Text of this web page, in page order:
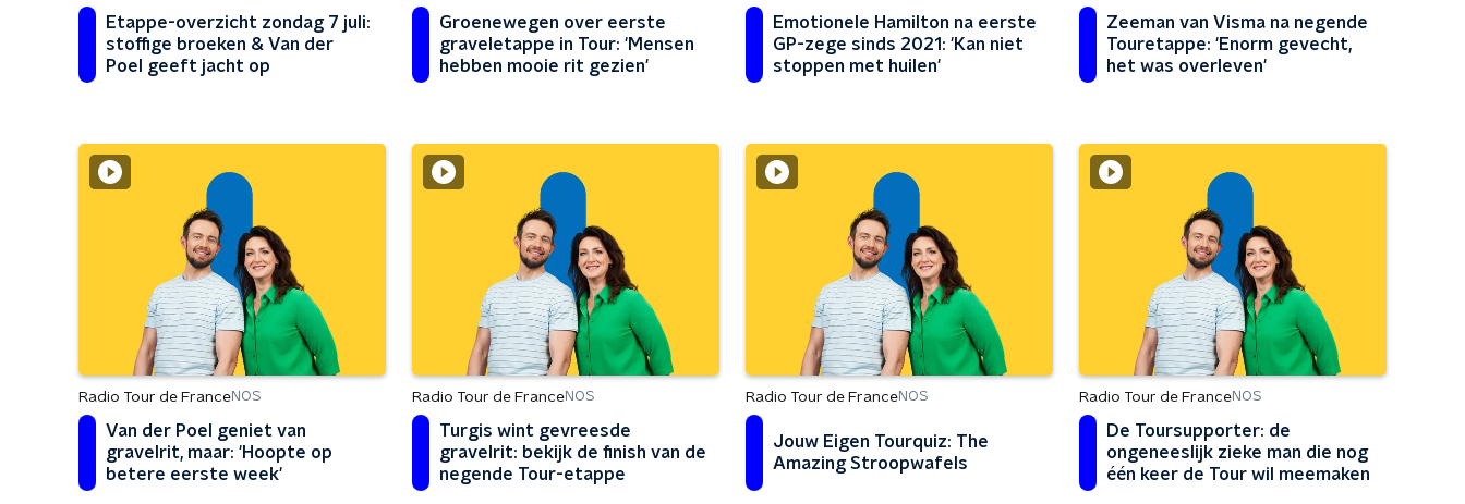
Etappe-overzicht zondag 7 juli:
stoffige broeken & Van der
Poel geeft jacht op
Groenewegen over eerste
graveletappe in Tour: 'Mensen
hebben mooie rit gezien'
Emotionele Hamilton na eerste
GP-zege sinds 2021: 'Kan niet
stoppen met huilen'
Zeeman van Visma na negende
Touretappe: 'Enorm gevecht,
het was overleven'
Radio Tour de FranceNOS
Van der Poel geniet van
gravelrit, maar: 'Hoopte op
betere eerste week'
Radio Tour de FranceNOS
Turgis wint gevreesde
gravelrit: bekijk de finish van de
negende Tour-etappe
Radio Tour de FranceNOS
Jouw Eigen Tourquiz: The
Amazing Stroopwafels
Radio Tour de FranceNOS
De Toursupporter: de
ongeneeslijk zieke man die nog
één keer de Tour wil meemaken